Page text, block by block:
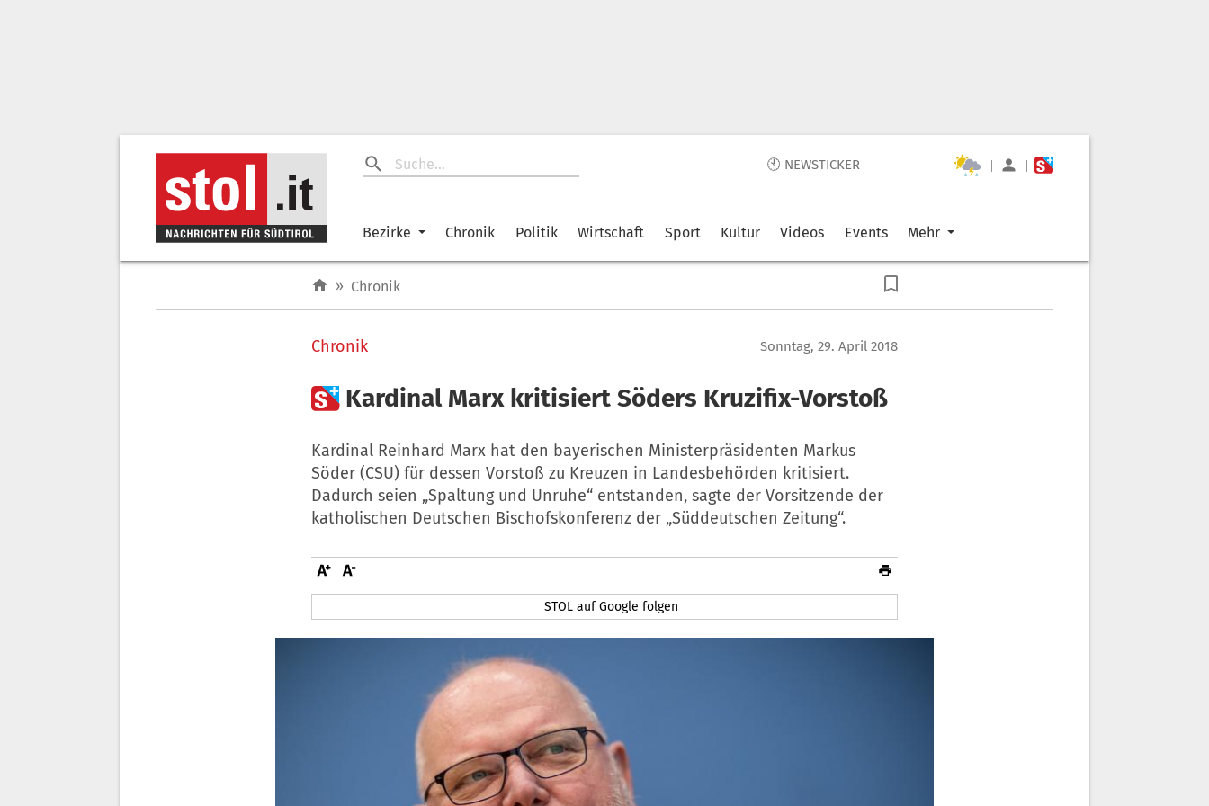
🕙 NEWSTICKER | |
Bezirke Chronik Politik Wirtschaft Sport Kultur Videos Events Mehr
» Chronik
Chronik Sonntag, 29. April 2018
 Kardinal Marx kritisiert Söders Kruzifix-Vorstoß
Kardinal Reinhard Marx hat den bayerischen Ministerpräsidenten Markus
Söder (CSU) für dessen Vorstoß zu Kreuzen in Landesbehörden kritisiert.
Dadurch seien „Spaltung und Unruhe“ entstanden, sagte der Vorsitzende der
katholischen Deutschen Bischofskonferenz der „Süddeutschen Zeitung“.
STOL auf Google folgen